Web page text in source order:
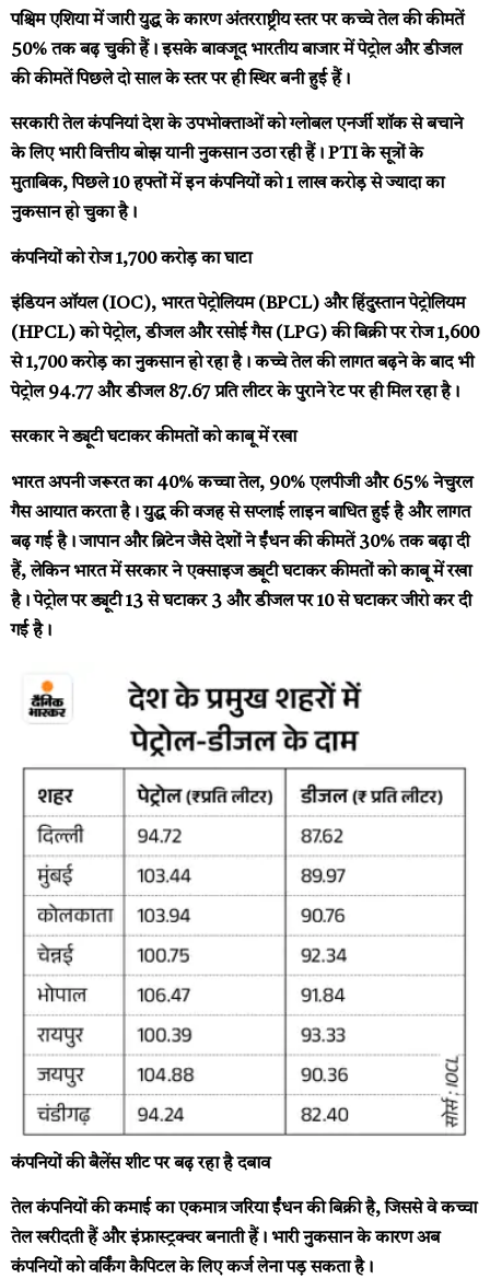
पश्चिम एशिया में जारी युद्ध के कारण अंतरराष्ट्रीय स्तर पर कच्चे तेल की कीमतें
50% तक बढ़ चुकी हैं। इसके बावजूद भारतीय बाजार में पेट्रोल और डीजल
की कीमतें पिछले दो साल के स्तर पर ही स्थिर बनी हुई हैं।
सरकारी तेल कंपनियां देश के उपभोक्ताओं को ग्लोबल एनर्जी शॉक से बचाने
के लिए भारी वित्तीय बोझ यानी नुकसान उठा रही हैं। PTI के सूत्रों के
मुताबिक, पिछले 10 हफ्तों में इन कंपनियों को ₹1 लाख करोड़ से ज्यादा का
नुकसान हो चुका है।
कंपनियों को रोज ₹1,700 करोड़ का घाटा
इंडियन ऑयल (IOC), भारत पेट्रोलियम (BPCL) और हिंदुस्तान पेट्रोलियम
(HPCL) को पेट्रोल, डीजल और रसोई गैस (LPG) की बिक्री पर रोज ₹1,600
से ₹1,700 करोड़ का नुकसान हो रहा है। कच्चे तेल की लागत बढ़ने के बाद भी
पेट्रोल ₹94.77 और डीजल ₹87.67 प्रति लीटर के पुराने रेट पर ही मिल रहा है।
सरकार ने ड्यूटी घटाकर कीमतों को काबू में रखा
भारत अपनी जरूरत का 40% कच्चा तेल, 90% एलपीजी और 65% नेचुरल
गैस आयात करता है। युद्ध की वजह से सप्लाई लाइन बाधित हुई है और लागत
बढ़ गई है। जापान और ब्रिटेन जैसे देशों ने ईंधन की कीमतें 30% तक बढ़ा दी
हैं, लेकिन भारत में सरकार ने एक्साइज ड्यूटी घटाकर कीमतों को काबू में रखा
है। पेट्रोल पर ड्यूटी ₹13 से घटाकर ₹3 और डीजल पर ₹10 से घटाकर जीरो कर दी
गई है।
कंपनियों की बैलेंस शीट पर बढ़ रहा है दबाव
तेल कंपनियों की कमाई का एकमात्र जरिया ईंधन की बिक्री है, जिससे वे कच्चा
तेल खरीदती हैं और इंफ्रास्ट्रक्चर बनाती हैं। भारी नुकसान के कारण अब
कंपनियों को वर्किंग कैपिटल के लिए कर्ज लेना पड़ सकता है।